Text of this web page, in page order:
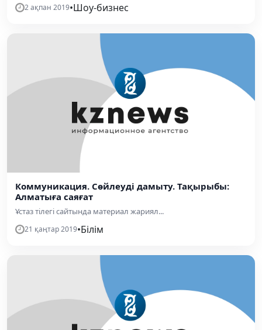
2 ақпан 2019•Шоу-бизнес
Коммуникация. Сөйлеуді дамыту. Тақырыбы:
Алматыға саяғат
Ұстаз тілегі сайтында материал жариял...
21 қаңтар 2019•Білім